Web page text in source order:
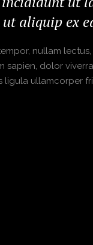
aliquip ex
nullam
dolor
ullamcorper